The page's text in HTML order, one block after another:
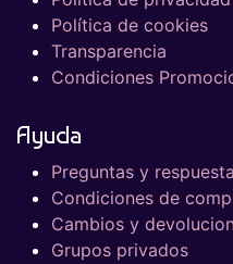
Política de cookies
Transparencia
Condiciones
Ayuda
Preguntas y
Condiciones de
Cambios y
Grupos privados